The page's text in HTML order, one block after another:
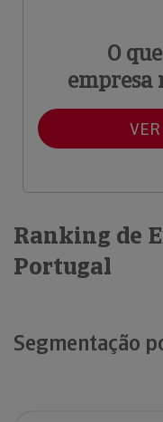
O
empresa
Ranking de
Portugal
Segmentação